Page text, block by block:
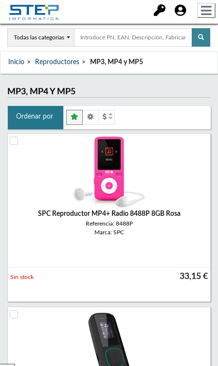
Todas las categorías
Inicio Reproductores MP3, MP4 y MP5
MP3, MP4 Y MP5
Ordenar por
SPC Reproductor MP4+ Radio 8488P 8GB Rosa
Referencia: 8488P
Marca: SPC
33,15 €
Sin stock